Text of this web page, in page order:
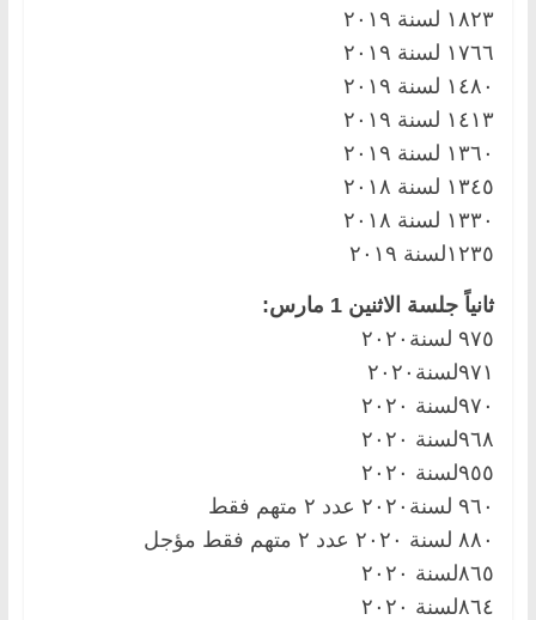
١٨٢٣ لسنة ٢٠١٩
١٧٦٦ لسنة ٢٠١٩
١٤٨٠ لسنة ٢٠١٩
١٤١٣ لسنة ٢٠١٩
١٣٦٠ لسنة ٢٠١٩
١٣٤٥ لسنة ٢٠١٨
١٣٣٠ لسنة ٢٠١٨
١٢٣٥لسنة ٢٠١٩
ثانياً جلسة الاثنين 1 مارس:
٩٧٥ لسنة٢٠٢٠
٩٧١لسنة٢٠٢٠
٩٧٠لسنة ٢٠٢٠
٩٦٨لسنة ٢٠٢٠
٩٥٥لسنة ٢٠٢٠
٩٦٠ لسنة٢٠٢٠ عدد ٢ متهم فقط
٨٨٠ لسنة ٢٠٢٠ عدد ٢ متهم فقط مؤجل
٨٦٥لسنة ٢٠٢٠
٨٦٤لسنة ٢٠٢٠